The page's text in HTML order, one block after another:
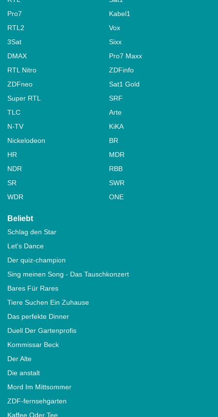
Pro7
Kabel1
RTL2
Vox
3Sat
Sixx
DMAX
Pro7 Maxx
RTL Nitro
ZDFinfo
ZDFneo
Sat1 Gold
Super RTL
SRF
TLC
Arte
N-TV
KiKA
Nickelodeon
BR
HR
MDR
NDR
RBB
SR
SWR
WDR
ONE
Beliebt
Schlag den Star
Let's Dance
Der quiz-champion
Sing meinen Song - Das Tauschkonzert
Bares Für Rares
Tiere Suchen Ein Zuhause
Das perfekte Dinner
Duell Der Gartenprofis
Kommissar Beck
Der Alte
Die anstalt
Mord Im Mittsommer
ZDF-fernsehgarten
Kaffee Oder Tee